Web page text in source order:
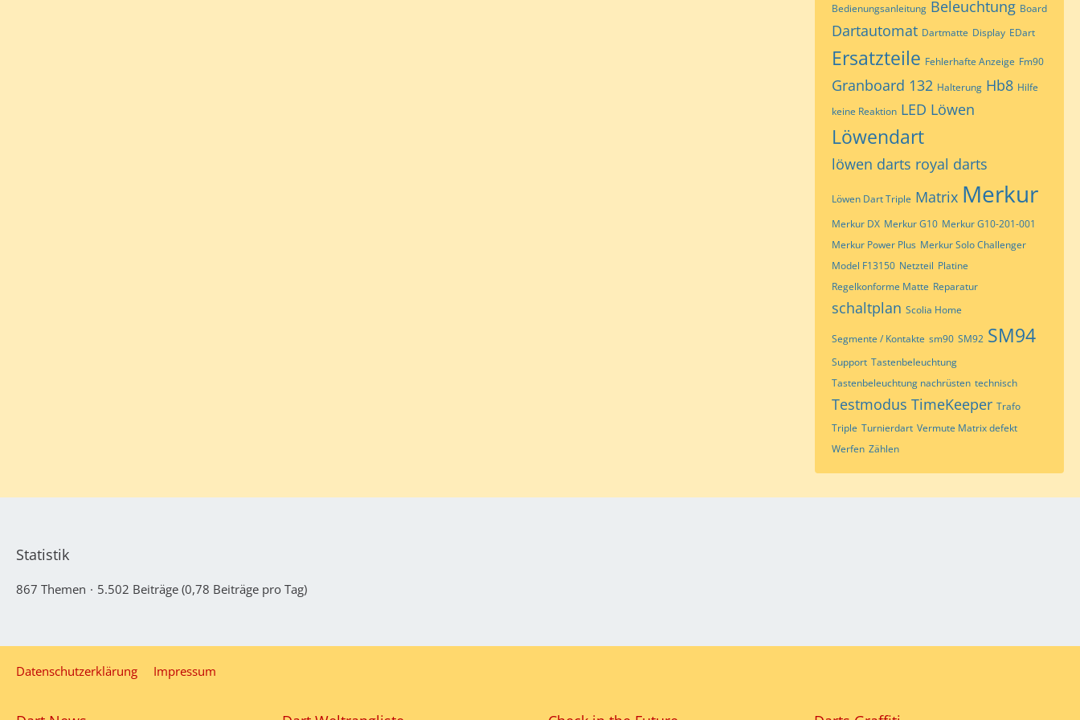
Bedienungsanleitung Beleuchtung Board
Dartautomat Dartmatte Display EDart
Ersatzteile Fehlerhafte Anzeige Fm90
Granboard 132 Halterung Hb8 Hilfe
keine Reaktion LED Löwen
Löwendart
löwen darts royal darts
Löwen Dart Triple Matrix Merkur
Merkur DX Merkur G10 Merkur G10-201-001
Merkur Power Plus Merkur Solo Challenger
Model F13150 Netzteil Platine
Regelkonforme Matte Reparatur
schaltplan Scolia Home
Segmente / Kontakte sm90 SM92 SM94
Support Tastenbeleuchtung
Tastenbeleuchtung nachrüsten technisch
Testmodus TimeKeeper Trafo
Triple Turnierdart Vermute Matrix defekt
Werfen Zählen
Statistik
867 Themen 5.502 Beiträge (0,78 Beiträge pro Tag)
Datenschutzerklärung Impressum